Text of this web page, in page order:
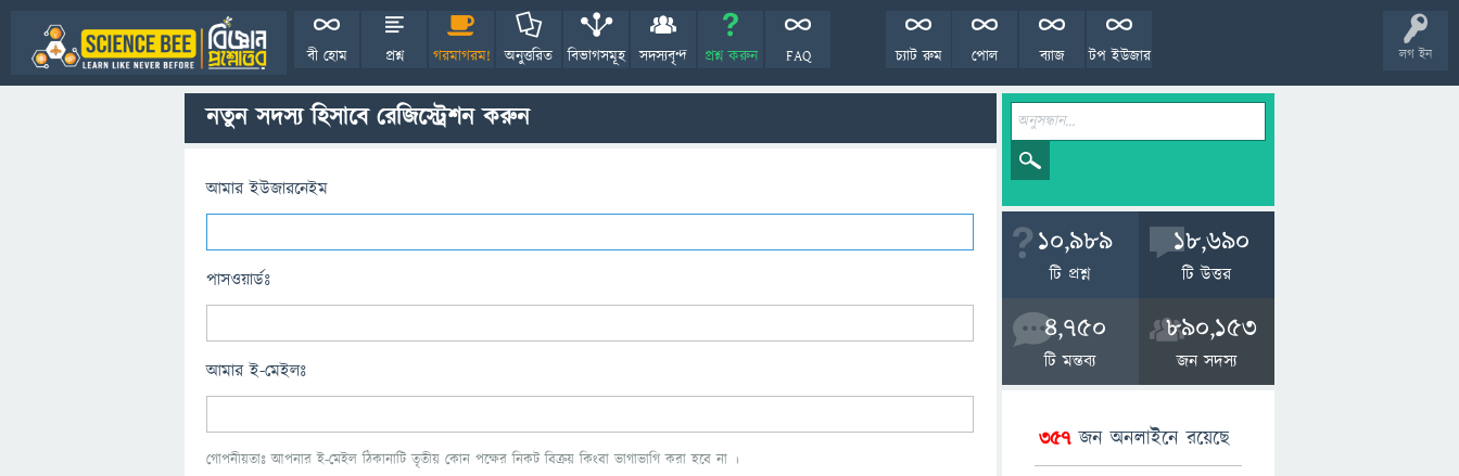
লগ ইন
বী হোম প্রশ্ন গরমাগরম! অনুত্তরিত বিভাগসমূহ সদস্যবৃন্দ প্রশ্ন করুন FAQ টপ ইউজার
ব্যাজ
পোল
চ্যাট রুম
নতুন সদস্য হিসাবে রেজিস্ট্রেশন করুন
আমার ইউজারনেইম
পাসওয়ার্ডঃ
আমার ই-মেইলঃ
গোপনীয়তাঃ আপনার ই-মেইল ঠিকানাটি তৃতীয় কোন পক্ষের নিকট বিক্রয় কিংবা ভাগাভাগি করা হবে না ।
10,989
টি প্রশ্ন
18,690
টি উত্তর
4,750
টি মন্তব্য
890,153
জন সদস্য
357জন অনলাইনে রয়েছে